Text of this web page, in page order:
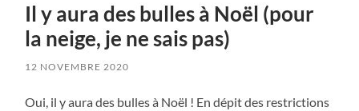
Il y aura des bulles à Noël (pour
la neige, je ne sais pas)
12 NOVEMBRE 2020
Oui, il y aura des bulles à Noël ! En dépit des restrictions